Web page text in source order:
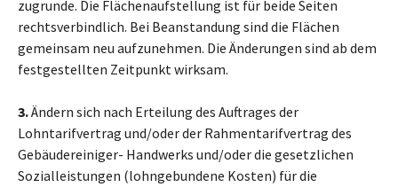
zugrunde. Die Flächenaufstellung ist für beide Seiten
rechtsverbindlich. Bei Beanstandung sind die Flächen
gemeinsam neu aufzunehmen. Die Änderungen sind ab dem
festgestellten Zeitpunkt wirksam.
3.Ändern sich nach Erteilung des Auftrages der
Lohntarifvertrag und/oder der Rahmentarifvertrag des
Gebäudereiniger- Handwerks und/oder die gesetzlichen
Sozialleistungen (lohngebundene Kosten) für die